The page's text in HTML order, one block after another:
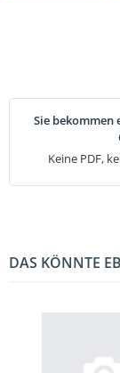
Sie bekommen
Keine PDF,
DAS KÖNNTE